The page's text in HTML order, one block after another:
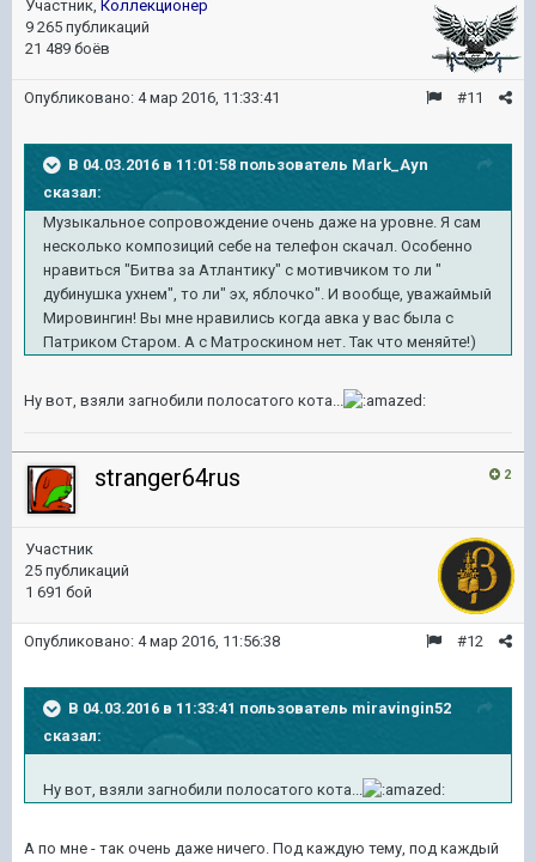
Участник, Коллекционер
9 265 публикаций
21 489 боёв
#11
Опубликовано: 4 мар 2016, 11:33:41
В 04.03.2016 в 11:01:58 пользователь Mark_Ayn
сказал:
Музыкальное сопровождение очень даже на уровне. Я сам
несколько композиций себе на телефон скачал. Особенно
нравиться "Битва за Атлантику" с мотивчиком то ли "
дубинушка ухнем", то ли" эх, яблочко". И вообще, уважаймый
Мировингин! Вы мне нравились когда авка у вас была с
Патриком Старом. А с Матроскином нет. Так что меняйте!)
Ну вот, взяли загнобили полосатого кота...
2
stranger64rus
Участник
25 публикаций
1 691 бой
#12
Опубликовано: 4 мар 2016, 11:56:38
В 04.03.2016 в 11:33:41 пользователь miravingin52
сказал:
Ну вот, взяли загнобили полосатого кота...
А по мне - так очень даже ничего. Под каждую тему, под каждый